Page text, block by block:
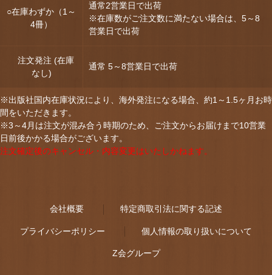
○在庫わずか（1～
4冊）
通常2営業日で出荷
※在庫数がご注文数に満たない場合は、5～8
営業日で出荷
注文発注 (在庫
なし)
通常 5～8営業日で出荷
※出版社国内在庫状況により、海外発注になる場合、約1～1.5ヶ月お時
間をいただきます。
※3～4月は注文が混み合う時期のため、ご注文からお届けまで10営業
日前後かかる場合がございます。
注文確定後のキャンセル・内容変更はいたしかねます。
会社概要 特定商取引法に関する記述
プライバシーポリシー 個人情報の取り扱いについて
Z会グループ